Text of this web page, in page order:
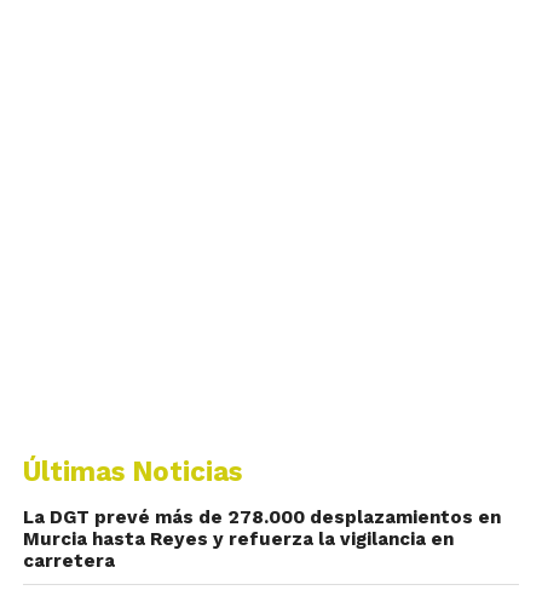
Últimas Noticias
La DGT prevé más de 278.000 desplazamientos en
Murcia hasta Reyes y refuerza la vigilancia en
carretera